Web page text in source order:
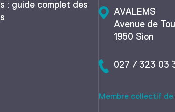
: guide complet des
AVALEMS
Avenue de
1950 Sion
027 / 323 03
Membre collectif de